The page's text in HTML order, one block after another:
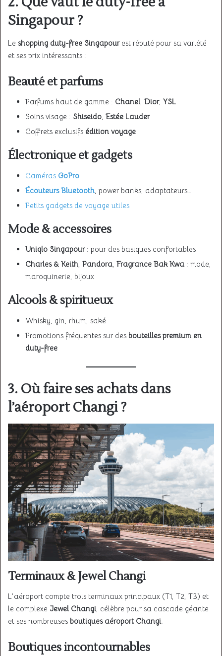
Singapour?
Le shopping duty-free Singapourest réputé pour sa variété
et ses prix intéressants :
Beauté et parfums
Parfums haut de gamme : Chanel, Dior, YSL
Soins visage : Shiseido, Estée Lauder
Coffrets exclusifs édition voyage
Électronique et gadgets
Caméras GoPro
Écouteurs Bluetooth , power banks, adaptateurs…
Petits gadgets de voyage utiles
Mode & accessoires
Uniqlo Singapour: pour des basiques confortables
Charles & Keith, Pandora, Fragrance Bak Kwa : mode,
maroquinerie, bijoux
Alcools & spiritueux
Whisky, gin, rhum, saké
Promotions fréquentes sur des bouteilles premium en
duty-free
3. Où faire ses achats dans
l’aéroport Changi ?
Terminaux & Jewel Changi
L’aéroport compte trois terminaux principaux (T1, T2, T3) et
le complexe Jewel Changi, célèbre pour sa cascade géante
et ses nombreuses boutiques aéroport Changi.
Boutiques incontournables